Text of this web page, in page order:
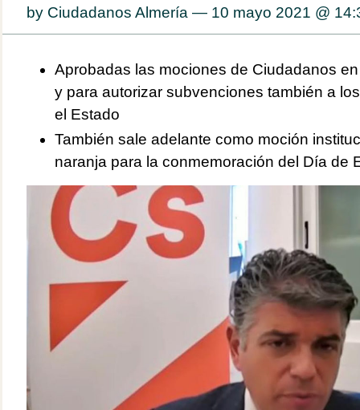
by Ciudadanos Almería — 10 mayo 2021 @
Aprobadas las mociones de Ciudadanos
y para autorizar subvenciones también a
el Estado
También sale adelante como moción
naranja para la conmemoración del Día de